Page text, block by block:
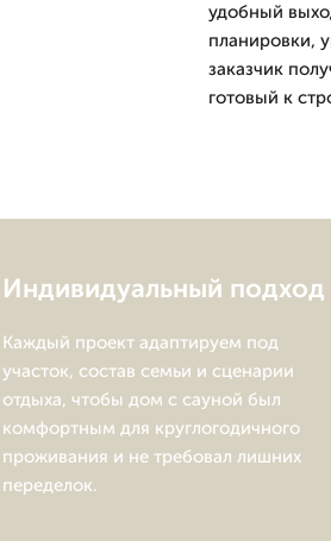
удобный
планировки,
заказчик
готовый к
Индивидуальный подход
Каждый проект адаптируем под
участок, состав семьи и сценарии
отдыха, чтобы дом с сауной был
комфортным для круглогодичного
проживания и не требовал лишних
переделок.